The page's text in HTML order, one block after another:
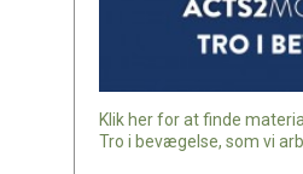
Klik her for at finde
Tro i bevægelse, som vi